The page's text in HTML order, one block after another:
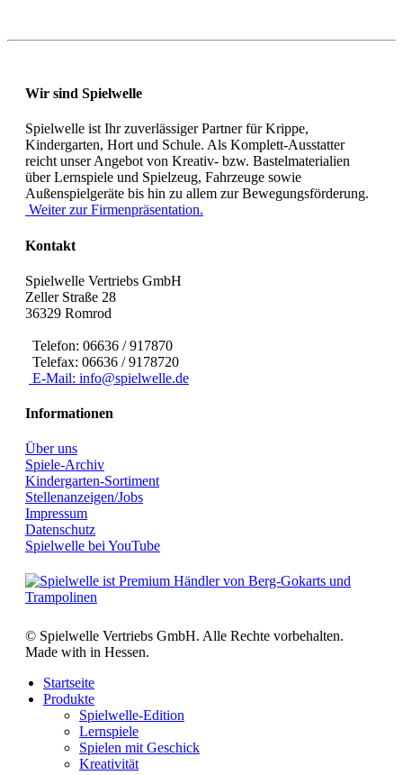
Wir sind Spielwelle
Spielwelle ist Ihr zuverlässiger Partner für Krippe,
Kindergarten, Hort und Schule. Als Komplett-Ausstatter
reicht unser Angebot von Kreativ- bzw. Bastelmaterialien
über Lernspiele und Spielzeug, Fahrzeuge sowie
Außenspielgeräte bis hin zu allem zur Bewegungsförderung.
Weiter zur Firmenpräsentation.
Kontakt
Spielwelle Vertriebs GmbH
Zeller Straße 28
36329 Romrod
Telefon: 06636 / 917870
Telefax: 06636 / 9178720
E-Mail: info@spielwelle.de
Informationen
Über uns
Spiele-Archiv
Kindergarten-Sortiment
Stellenanzeigen/Jobs
Impressum
Datenschutz
Spielwelle bei YouTube
© Spielwelle Vertriebs GmbH. Alle Rechte vorbehalten.
Made with in Hessen.
Startseite
Produkte
Spielwelle-Edition
Lernspiele
Spielen mit Geschick
Kreativität